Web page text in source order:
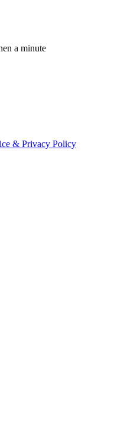
a minute
& Privacy Policy